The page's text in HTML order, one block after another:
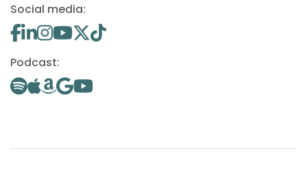
Social media:
Podcast: